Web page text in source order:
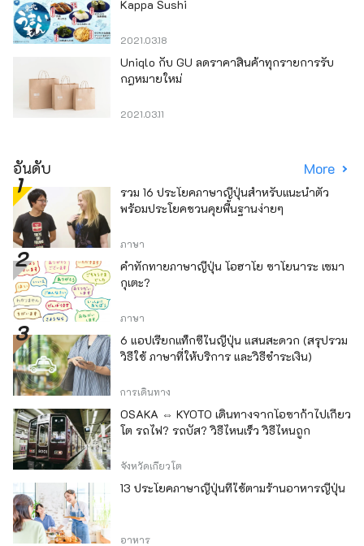
Kappa Sushi
2021.03.18
Uniqlo กับ GU ลดราคาสินค้าทุกรายการรับ
กฎหมายใหม่
2021.03.11
อันดับ More
รวม 16 ประโยคภาษาญี่ปุ่นสำหรับแนะนำตัว
พร้อมประโยคชวนคุยพื้นฐานง่ายๆ
ภาษา
คำทักทายภาษาญี่ปุ่น โอฮาโย ซาโยนาระ เซมา
กุเตะ?
ภาษา
6 แอปเรียกแท็กซี่ในญี่ปุ่น แสนสะดวก (สรุปรวม
วิธีใช้ ภาษาที่ให้บริการ และวิธีชำระเงิน)
การเดินทาง
OSAKA ⇔ KYOTO เดินทางจากโอซาก้าไปเกียว
โต รถไฟ? รถบัส? วิธีไหนเร็ว วิธีไหนถูก
จังหวัดเกียวโต
13 ประโยคภาษาญี่ปุ่นที่ใช้ตามร้านอาหารญี่ปุ่น
อาหาร